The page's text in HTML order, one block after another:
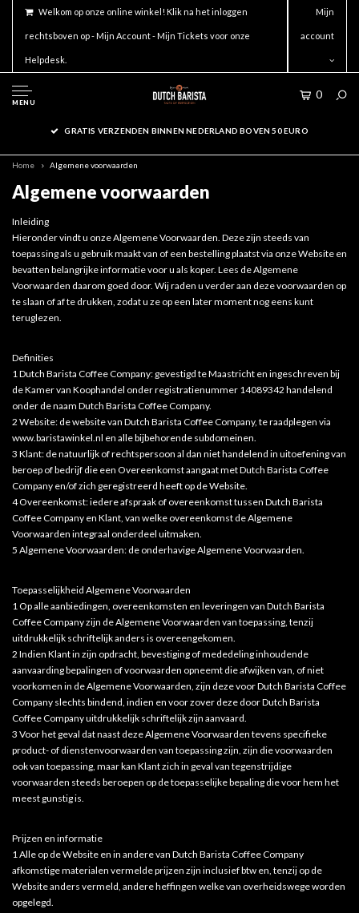
Welkom op onze online winkel! Klik na het inloggen
rechtsboven op - Mijn Account - Mijn Tickets voor onze
Helpdesk.
Mijn
account
MENU
0
GRATIS VERZENDEN BINNEN NEDERLAND BOVEN 50 EURO
Home Algemene voorwaarden
Algemene voorwaarden
Inleiding
Hieronder vindt u onze Algemene Voorwaarden. Deze zijn steeds van
toepassing als u gebruik maakt van of een bestelling plaatst via onze Website en
bevatten belangrijke informatie voor u als koper. Lees de Algemene
Voorwaarden daarom goed door. Wij raden u verder aan deze voorwaarden op
te slaan of af te drukken, zodat u ze op een later moment nog eens kunt
teruglezen.
Definities
1 Dutch Barista Coffee Company: gevestigd te Maastricht en ingeschreven bij
de Kamer van Koophandel onder registratienummer 14089342 handelend
onder de naam Dutch Barista Coffee Company.
2 Website: de website van Dutch Barista Coffee Company, te raadplegen via
www.baristawinkel.nl en alle bijbehorende subdomeinen.
3 Klant: de natuurlijk of rechtspersoon al dan niet handelend in uitoefening van
beroep of bedrijf die een Overeenkomst aangaat met Dutch Barista Coffee
Company en/of zich geregistreerd heeft op de Website.
4 Overeenkomst: iedere afspraak of overeenkomst tussen Dutch Barista
Coffee Company en Klant, van welke overeenkomst de Algemene
Voorwaarden integraal onderdeel uitmaken.
5 Algemene Voorwaarden: de onderhavige Algemene Voorwaarden.
Toepasselijkheid Algemene Voorwaarden
1 Op alle aanbiedingen, overeenkomsten en leveringen van Dutch Barista
Coffee Company zijn de Algemene Voorwaarden van toepassing, tenzij
uitdrukkelijk schriftelijk anders is overeengekomen.
2 Indien Klant in zijn opdracht, bevestiging of mededeling inhoudende
aanvaarding bepalingen of voorwaarden opneemt die afwijken van, of niet
voorkomen in de Algemene Voorwaarden, zijn deze voor Dutch Barista Coffee
Company slechts bindend, indien en voor zover deze door Dutch Barista
Coffee Company uitdrukkelijk schriftelijk zijn aanvaard.
3 Voor het geval dat naast deze Algemene Voorwaarden tevens specifieke
product- of dienstenvoorwaarden van toepassing zijn, zijn die voorwaarden
ook van toepassing, maar kan Klant zich in geval van tegenstrijdige
voorwaarden steeds beroepen op de toepasselijke bepaling die voor hem het
meest gunstig is.
Prijzen en informatie
1 Alle op de Website en in andere van Dutch Barista Coffee Company
afkomstige materialen vermelde prijzen zijn inclusief btw en, tenzij op de
Website anders vermeld, andere heffingen welke van overheidswege worden
opgelegd.